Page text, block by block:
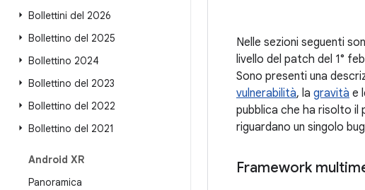
Bollettini del 2026
Bollettino del 2025
Bollettino 2024
Bollettino del 2023
Bollettino del 2022
Bollettino del 2021
Android XR
Panoramica
Nelle sezioni seguenti
livello del patch del 1°
Sono presenti una
vulnerabilità, la gravità e
pubblica che ha risolto il
riguardano un singolo
Framework